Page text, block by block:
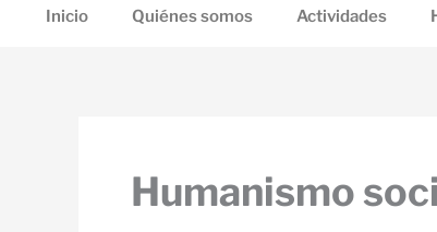
Inicio Quiénes somos Actividades
Humanismo